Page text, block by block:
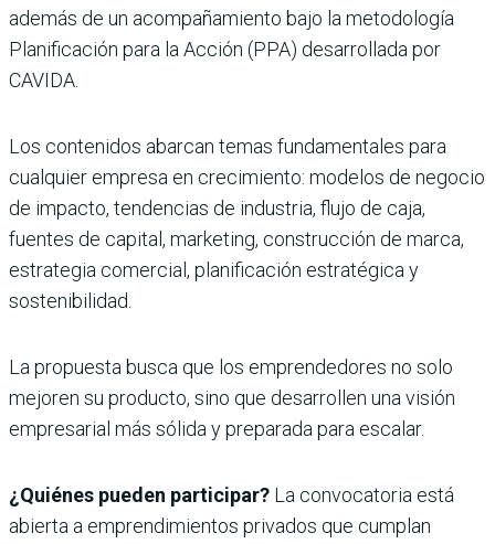
además de un acompañamiento bajo la metodología
Planificación para la Acción (PPA) desarrollada por
CAVIDA.
Los contenidos abarcan temas fundamentales para
cualquier empresa en crecimiento: modelos de negocio
de impacto, tendencias de industria, flujo de caja,
fuentes de capital, marketing, construcción de marca,
estrategia comercial, planificación estratégica y
sostenibilidad.
La propuesta busca que los emprendedores no solo
mejoren su producto, sino que desarrollen una visión
empresarial más sólida y preparada para escalar.
¿Quiénes pueden participar? La convocatoria está
abierta a emprendimientos privados que cumplan